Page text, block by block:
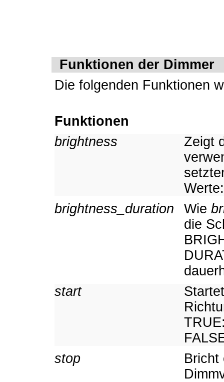
Funktionen der Dimmer
Die folgenden Funktionen
Funktionen
brightness
Zeigt
brightness_duration
Wie
die
start
stop